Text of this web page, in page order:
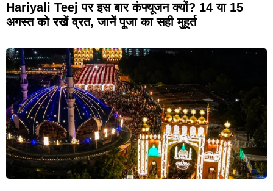
Hariyali Teej पर इस बार कंफ्यूजन क्यों? 14 या 15
अगस्त को रखें व्रत, जानें पूजा का सही मुहूर्त